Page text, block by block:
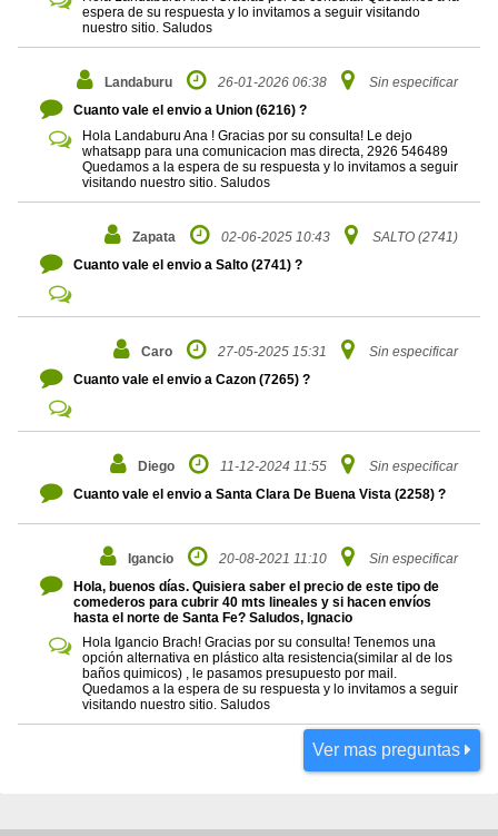
espera de su respuesta y lo invitamos a seguir visitando
nuestro sitio. Saludos
Landaburu 26-01-2026 06:38
Sin especificar
Cuanto vale el envio a Union (6216) ?
Hola Landaburu Ana ! Gracias por su consulta! Le dejo
whatsapp para una comunicacion mas directa, 2926 546489
Quedamos a la espera de su respuesta y lo invitamos a seguir
visitando nuestro sitio. Saludos
Zapata 02-06-2025 10:43
SALTO (2741)
Cuanto vale el envio a Salto (2741) ?
Caro 27-05-2025 15:31
Sin especificar
Cuanto vale el envio a Cazon (7265) ?
Diego 11-12-2024 11:55
Sin especificar
Cuanto vale el envio a Santa Clara De Buena Vista (2258) ?
Igancio 20-08-2021 11:10
Sin especificar
Hola, buenos días. Quisiera saber el precio de este tipo de
comederos para cubrir 40 mts lineales y si hacen envíos
hasta el norte de Santa Fe? Saludos, Ignacio
Hola Igancio Brach! Gracias por su consulta! Tenemos una
opción alternativa en plástico alta resistencia(similar al de los
baños quimicos) , le pasamos presupuesto por mail.
Quedamos a la espera de su respuesta y lo invitamos a seguir
visitando nuestro sitio. Saludos
Ver mas preguntas